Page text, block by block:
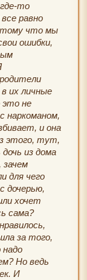
то
равно
что мы
ошибки,
их личные
это не
наркоманом,
и она
этого, тут,
из дома
зачем
для чего
дочерью,
хочет
сама?
за того,
надо
Но ведь
И